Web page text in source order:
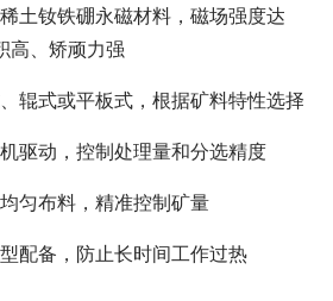
土钕铁硼永磁材料，磁场强度达
高、矫顽力强
辊式或平板式，根据矿料特性选择
驱动，控制处理量和分选精度
匀布料，精准控制矿量
配备，防止长时间工作过热